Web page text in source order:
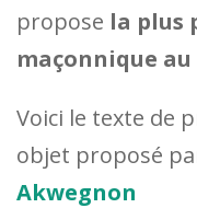
propose la plus
maçonnique
Voici le texte de
objet proposé
Akwegnon